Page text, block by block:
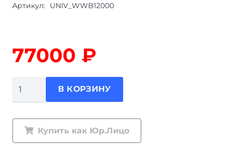
Артикул: UNIV_WWB12000
77000 ₽
лебедка
12000lbs
В КОРЗИНУ
Купить как Юр.Лицо